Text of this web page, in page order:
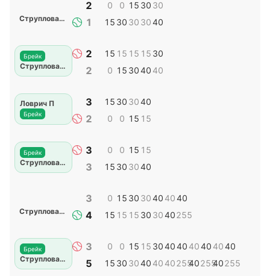
Струплова Дж
2
1
0
15
0
30
15
30
30
30
30
40
Брейк
Струплова Дж
2
2
15
0
15
15
15
30
15
40
30
40
Ловрич П
Брейк
3
2
15
0
30
0
30
15
40
15
Брейк
Струплова Дж
3
3
0
15
0
30
15
30
15
40
Струплова Дж
3
4
0
15
15
15
30
15
30
30
40
30
40
40
40
255
Брейк
Струплова Дж
3
5
0
15
0
30
15
30
15
40
30
40
40
40
40
255
40
40
40
255
40
40
40
255